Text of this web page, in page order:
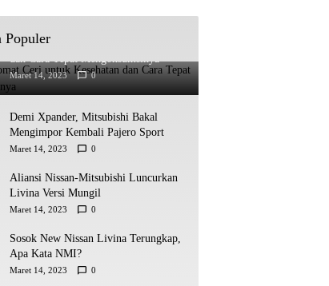
Populer
Manfaat Tomat Ceri untuk Kesehatan
dan Cara Tepat Mengonsumsinya
Maret 14, 2023 0
Demi Xpander, Mitsubishi Bakal
Mengimpor Kembali Pajero Sport
Maret 14, 2023 0
Aliansi Nissan-Mitsubishi Luncurkan
Livina Versi Mungil
Maret 14, 2023 0
Sosok New Nissan Livina Terungkap,
Apa Kata NMI?
Maret 14, 2023 0